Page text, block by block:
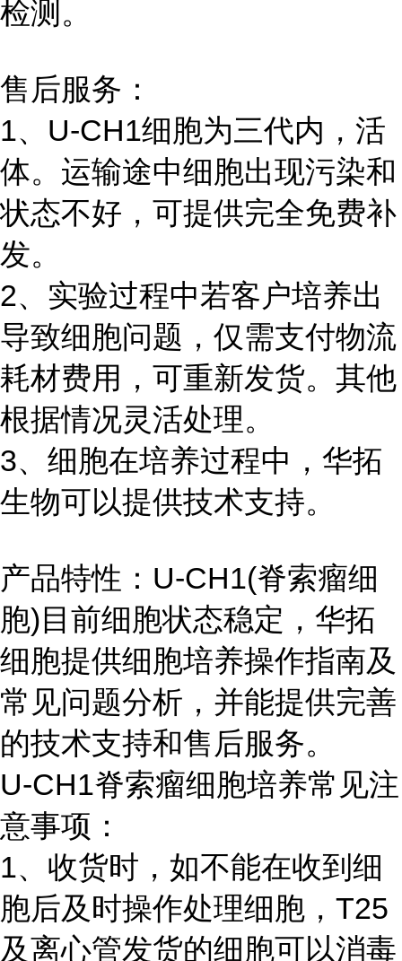
检测。
售后服务：
1、U-CH1细胞为三代内，活
体。运输途中细胞出现污染和
状态不好，可提供完全免费补
发。
2、实验过程中若客户培养出
导致细胞问题，仅需支付物流
耗材费用，可重新发货。其他
根据情况灵活处理。
3、细胞在培养过程中，华拓
生物可以提供技术支持。
产品特性：U-CH1(脊索瘤细
胞)目前细胞状态稳定，华拓
细胞提供细胞培养操作指南及
常见问题分析，并能提供完善
的技术支持和售后服务。
U-CH1脊索瘤细胞培养常见注
意事项：
1、收货时，如不能在收到细
胞后及时操作处理细胞，T25
及离心管发货的细胞可以消毒